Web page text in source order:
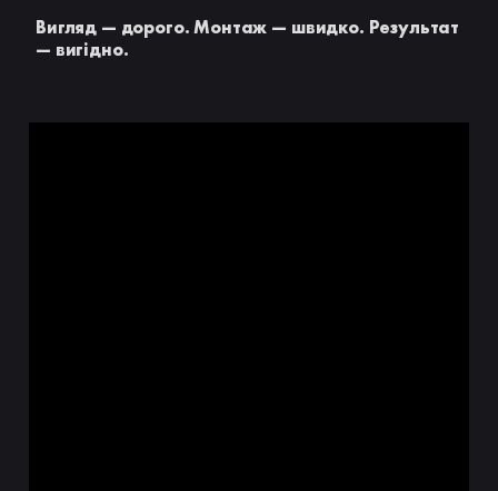
Вигляд — дорого. Монтаж — швидко. Результат
— вигідно.